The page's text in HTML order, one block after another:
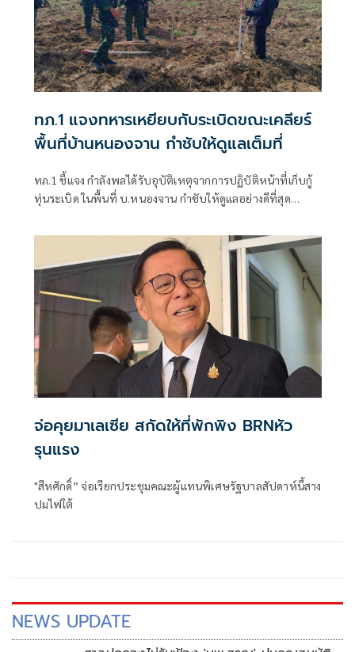
ทภ.1 แจงทหารเหยียบกับระเบิดขณะเคลียร์
พื้นที่บ้านหนองจาน กำชับให้ดูแลเต็มที่
ทภ.1 ชี้แจง กำลังพลได้รับอุบัติเหตุจากการปฏิบัติหน้าที่เก็บกู้
ทุ่นระเบิด ในพื้นที่ บ.หนองจาน กำชับให้ดูแลอย่างดีที่สุด
ปัจจุบันสร้างพื้นที่ปลอดภัยแล้ว 76.73%
จ่อคุยมาเลเซีย สกัดให้ที่พักพิง BRNหัว
รุนแรง
"สีหศักดิ์”​ จ่อเรียก​ประชุมคณะผู้แทนพิเศษรัฐบาล​สัปดาห์นี้​สาง
ปมไฟใต้
NEWS UPDATE